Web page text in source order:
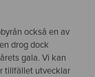
också en av
drog dock
gala. Vi kan
tillfället utvecklar